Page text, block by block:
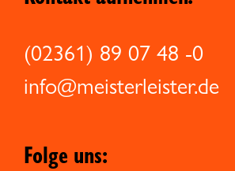
(02361) 89 07 48 -0
info@meisterleister.de
Folge uns: